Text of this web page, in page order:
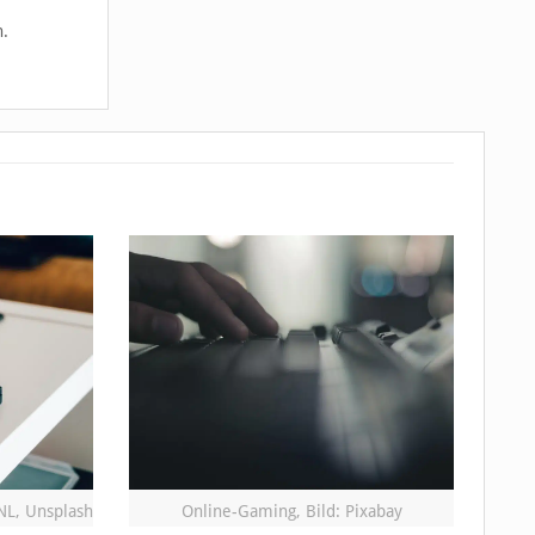
Unsplash Online-Gaming, Bild: Pixabay